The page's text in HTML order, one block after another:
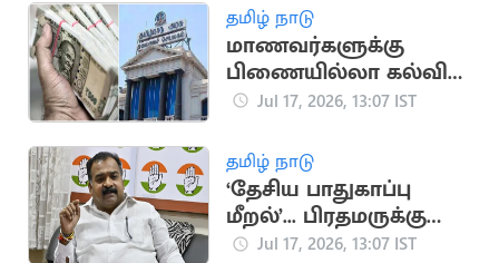
தமிழ் நாடு
மாணவர்களுக்கு
பிணையில்லா கல்விக்
கடன்... அமைச்சர்
Jul 17, 2026, 13:07 IST
தமிழ் நாடு
‘தேசிய பாதுகாப்பு
மீறல்’... பிரதமருக்கு
மாணிக்கம் தாகூர்
Jul 17, 2026, 13:07 IST